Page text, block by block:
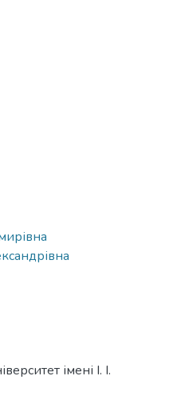
імені І. І.